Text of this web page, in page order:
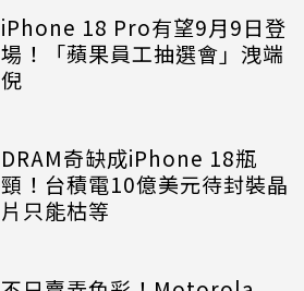
iPhone 18 Pro有望9月9日登
場！「蘋果員工抽選會」洩端
倪
DRAM奇缺成iPhone 18瓶
頸！台積電10億美元待封裝晶
片只能枯等